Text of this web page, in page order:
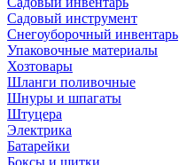
Садовый инструмент
Снегоуборочный инвентарь
Упаковочные материалы
Хозтовары
Шланги поливочные
Шнуры и шпагаты
Штуцера
Электрика
Батарейки
Боксы и щитки